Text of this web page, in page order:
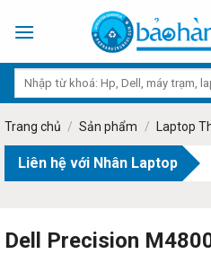
Trang chủ / Sản phẩm / Laptop
Liên hệ với Nhân Laptop
Bạch, Phường Tân Sơn, TP.HCM -
Dell Precision